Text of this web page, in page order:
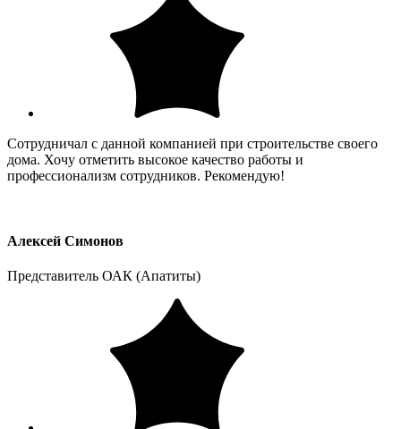
Сотрудничал с данной компанией при строительстве своего
дома. Хочу отметить высокое качество работы и
профессионализм сотрудников. Рекомендую!
Алексей Симонов
Представитель ОАК (Апатиты)